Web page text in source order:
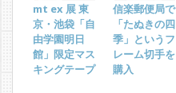
mt ex 展 東
京・池袋「自
由学園明日
館」限定マス
キングテープ
信楽郵便局で
「たぬきの四
季」というフ
レーム切手を
購入